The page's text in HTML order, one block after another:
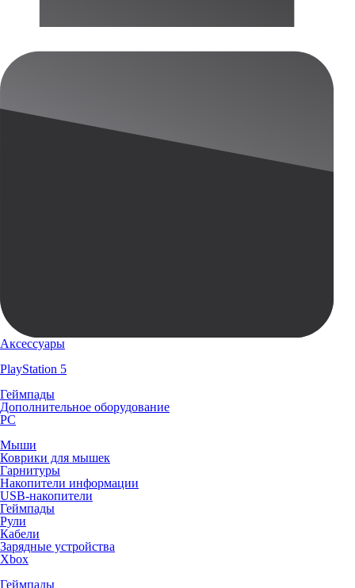
Аксессуары
PlayStation 5
Геймпады
Дополнительное оборудование
PC
Мыши
Коврики для мышек
Гарнитуры
Накопители информации
USB-накопители
Геймпады
Рули
Кабели
Зарядные устройства
Xbox
Геймпады